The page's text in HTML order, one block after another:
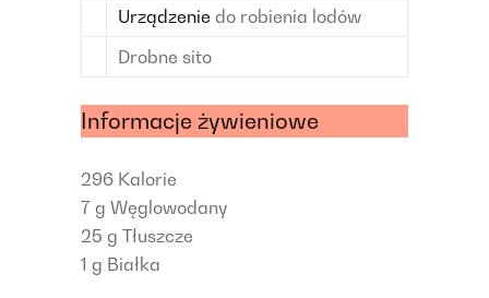
Urządzenie do robienia lodów
Drobne sito
Informacje żywieniowe
296 Kalorie
7 g Węglowodany
25 g Tłuszcze
1 g Białka